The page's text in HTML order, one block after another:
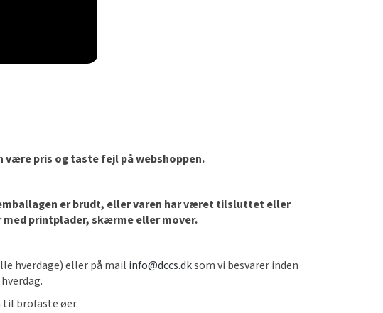
være pris og taste fejl på webshoppen.
er brudt, eller varen har været tilsluttet eller
printplader, skærme eller mover.
hverdage) eller på mail info@dccs.dksom vi besvarer inden
til brofaste øer.